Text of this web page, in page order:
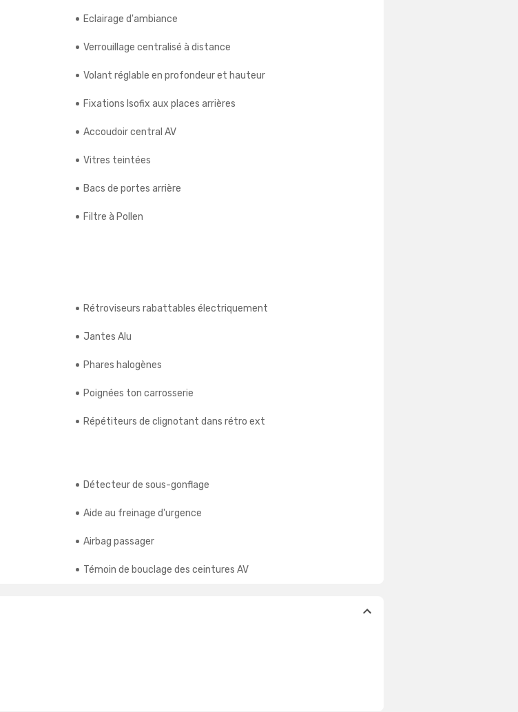
Eclairage d'ambiance
Verrouillage centralisé à distance
Volant réglable en profondeur et hauteur
Fixations Isofix aux places arrières
Accoudoir central AV
Vitres teintées
Bacs de portes arrière
Filtre à Pollen
Rétroviseurs rabattables électriquement
Jantes Alu
Phares halogènes
Poignées ton carrosserie
Répétiteurs de clignotant dans rétro ext
Détecteur de sous-gonflage
Aide au freinage d'urgence
Airbag passager
Témoin de bouclage des ceintures AV